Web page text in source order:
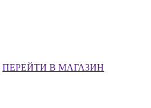
ПЕРЕЙТИ В МАГАЗИН